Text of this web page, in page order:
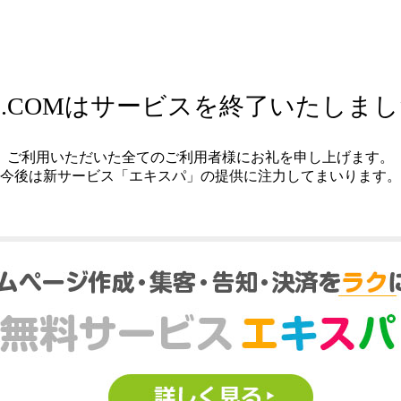
はサービスを終了いたしま
ご利用いただいた全てのご利用者様にお礼を申し上げます。
今後は新サービス「エキスパ」の提供に注力してまいります。